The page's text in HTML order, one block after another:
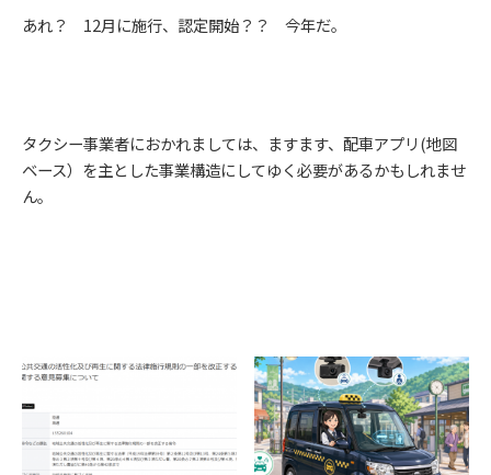
あれ？ 12月に施行、認定開始？？ 今年だ。
タクシー事業者におかれましては、ますます、配車アプリ(地図
ベース）を主とした事業構造にしてゆく必要があるかもしれませ
ん。